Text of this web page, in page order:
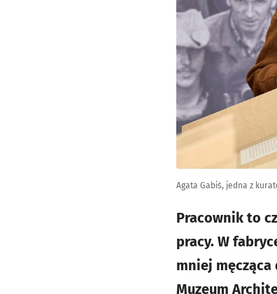
Agata Gabiś, jedna z
Pracownik to
pracy. W
mniej męcząca
Muzeum